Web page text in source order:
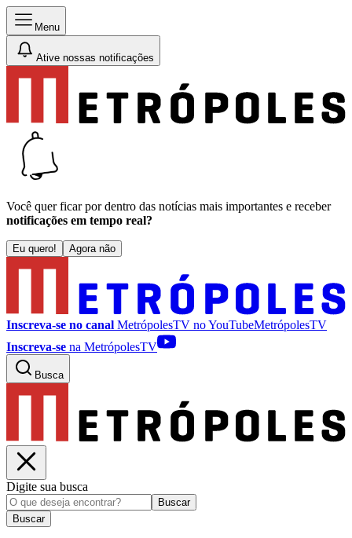
Menu
Ative nossas notificações
Você quer ficar por dentro das notícias mais importantes e receber
notificações em tempo real?
Eu quero! Agora não
Inscreva-se no canal MetrópolesTV noYouTubeMetrópolesTV
Inscreva-se na MetrópolesTV
Busca
Digite sua busca
Buscar
Buscar